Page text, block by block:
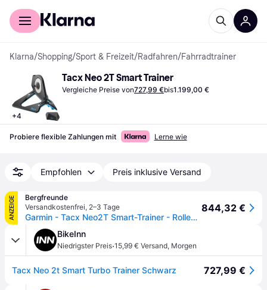
Für Shopper
Klarna/Shopping/Sport & Freizeit/Radfahren/Fahrradtrainer
+4
Tacx Neo 2T Smart Trainer
Vergleiche Preise von727,99 €bis1.199,00 €
Probiere flexible Zahlungen mit Lerne wie
Empfohlen Preis inklusive Versand
ANZEIGE
Bergfreunde
Versandkostenfrei, 2–3 Tage
Garmin - Tacx Neo2T Smart-Trainer - Rollentrainer schwarz/blau
844,32 €
BikeInn
Niedrigster Preis·15,99 € Versand, Morgen
Tacx Neo 2t Smart Turbo Trainer Schwarz 727,99 €